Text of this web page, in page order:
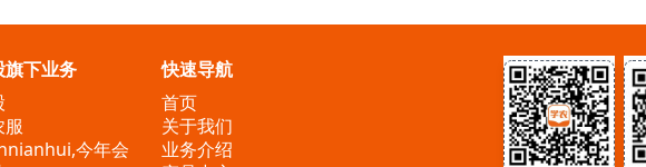
旗下业务
今年会
快速导航
首页
关于我们
业务介绍